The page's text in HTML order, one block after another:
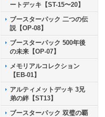
ートデッキ【ST-15〜20】
ブースターパック 二つの伝
説【OP-08】
ブースターパック 500年後
の未来【OP-07】
メモリアルコレクション
【EB-01】
アルティメットデッキ 3兄
弟の絆【ST13】
ブースターパック 双璧の覇